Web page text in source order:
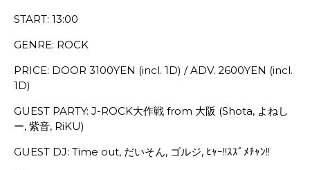
START: 13:00
GENRE: ROCK
PRICE: DOOR 3100YEN (incl. 1D) / ADV. 2600YEN (incl.
1D)
GUEST PARTY: J-ROCK大作戦 from 大阪 (Shota, よねし
ー, 紫音, RiKU)
GUEST DJ: Time out, だいそん, ゴルジ, ﾋｬｰ!!ｽｽﾞﾒﾁｬﾝ!!